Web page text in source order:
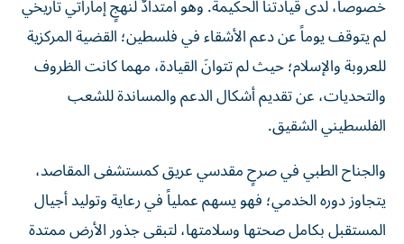
خصوصاً، لدى قيادتنا الحكيمة. وهو امتدادٌ لنهجٍ إماراتي تاريخي
لم يتوقف يوماً عن دعم الأشقاء في فلسطين؛ القضية المركزية
للعروبة والإسلام؛ حيث لم تتوانَ القيادة، مهما كانت الظروف
والتحديات، عن تقديم أشكال الدعم والمساندة للشعب
الفلسطيني الشقيق.
والجناح الطبي في صرحٍ مقدسي عريق كمستشفى المقاصد،
يتجاوز دوره الخدمي؛ فهو يسهم عملياً في رعاية وتوليد أجيال
المستقبل بكامل صحتها وسلامتها، لتبقى جذور الأرض ممتدة